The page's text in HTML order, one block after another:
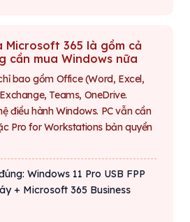
Microsoft 365 là gồm cả
cần mua Windows nữa
bao gồm Office (Word, Excel,
Teams, OneDrive.
điều hành Windows. PC vẫn cần
Pro for Workstations bản quyền
Windows 11 Pro USB FPP
+ Microsoft 365 Business